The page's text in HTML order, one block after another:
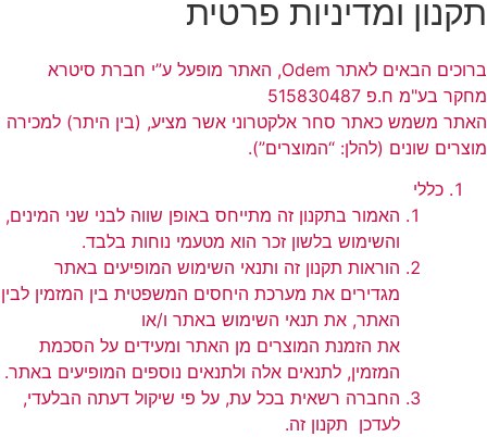
ברוכים
הבאים לאתר Odem, האתר מופעל ע”י חברת סיטרא
מחקר בע"מ ח.פ 515830487
האתר משמש כאתר סחר אלקטרוני אשר מציע, (בין היתר) למכירה
מוצרים שונים (להלן: “המוצרים”).
כללי
האמור בתקנון זה מתייחס באופן שווה לבני שני המינים,
והשימוש בלשון זכר הוא מטעמי נוחות בלבד.
הוראות תקנון זה ותנאי השימוש המופיעים באתר
מגדירים את מערכת היחסים המשפטית בין המזמין לבין
האתר, את תנאי השימוש באתר ו/או
את הזמנת המוצרים מן האתר ומעידים על הסכמת
המזמין, לתנאים אלה ולתנאים נוספים המופיעים באתר.
החברה רשאית בכל עת, על פי שיקול דעתה הבלעדי,
לעדכן תקנון זה.